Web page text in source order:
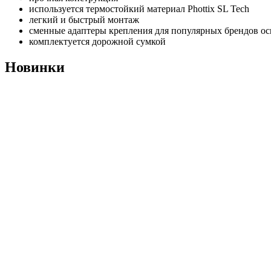
используется термостойкий материал Phottix SL Tech
легкий и быстрый монтаж
сменные адаптеры крепления для популярных брендов
комплектуется дорожной сумкой
Новинки